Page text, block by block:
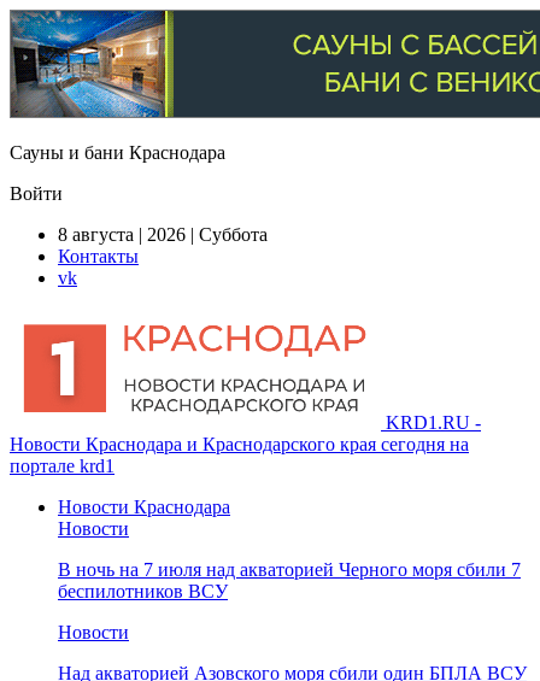
Сауны и бани Краснодара
Войти
8 августа | 2026 | Суббота
Контакты
vk
KRD1.RU -
Новости Краснодара и Краснодарского края сегодня на
портале krd1
Новости Краснодара
Новости
В ночь на 7 июля над акваторией Черного моря сбили 7
беспилотников ВСУ
Новости
Над акваторией Азовского моря сбили один БПЛА ВСУ